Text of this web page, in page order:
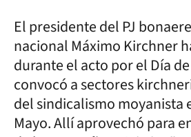
El presidente del PJ
nacional Máximo Kirchner
durante el acto por el Día
convocó a sectores
del sindicalismo moyanista
Mayo. Allí aprovechó para